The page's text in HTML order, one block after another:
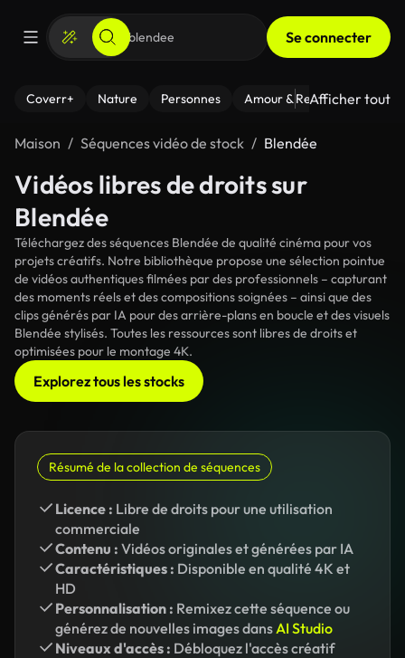
Se connecter
Coverr+ Nature Personnes Amour & Relations Le
Afficher tout
Maison Séquences vidéo de stock Blendée
Vidéos libres de droits sur
Blendée
Téléchargez des séquences Blendée de qualité cinéma pour vos
projets créatifs. Notre bibliothèque propose une sélection pointue
de vidéos authentiques filmées par des professionnels – capturant
des moments réels et des compositions soignées – ainsi que des
clips générés par IA pour des arrière-plans en boucle et des visuels
Blendée stylisés. Toutes les ressources sont libres de droits et
optimisées pour le montage 4K.
Explorez tous les stocks
Résumé de la collection de séquences
Licence : Libre de droits pour une utilisation
commerciale
Contenu : Vidéos originales et générées par IA
Caractéristiques : Disponible en qualité 4K et
HD
Personnalisation : Remixez cette séquence ou
générez de nouvelles images dansAI Studio
Niveaux d'accès : Débloquez l'accès créatif